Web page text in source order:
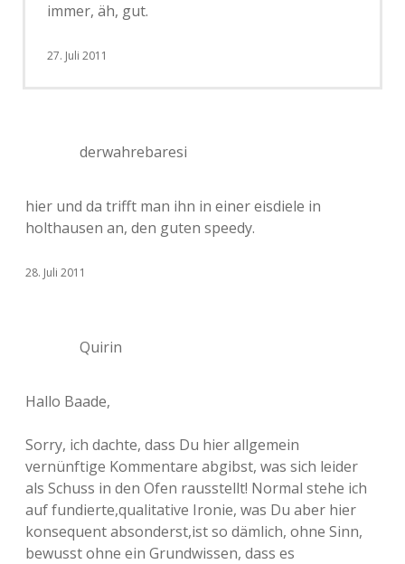
immer, äh, gut.
27. Juli 2011
derwahrebaresi
hier und da trifft man ihn in einer eisdiele in
holthausen an, den guten speedy.
28. Juli 2011
Quirin
Hallo Baade,
Sorry, ich dachte, dass Du hier allgemein
vernünftige Kommentare abgibst, was sich leider
als Schuss in den Ofen rausstellt! Normal stehe ich
auf fundierte,qualitative Ironie, was Du aber hier
konsequent absonderst,ist so dämlich, ohne Sinn,
bewusst ohne ein Grundwissen, dass es